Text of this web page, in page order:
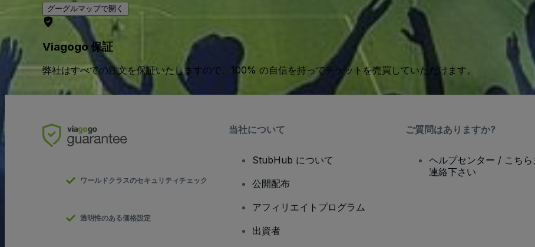
グーグルマップで開く
Viagogo 保証
弊社はすべての注文を保証いたしますので、100% の自信を持ってチケットを売買していただけます。
ワールドクラスのセキュリティチェック
透明性のある価格設定
当社について
StubHub について
公開配布
アフィリエイトプログラム
出資者
ご質問はありますか?
ヘルプセンター / こちら
連絡下さい